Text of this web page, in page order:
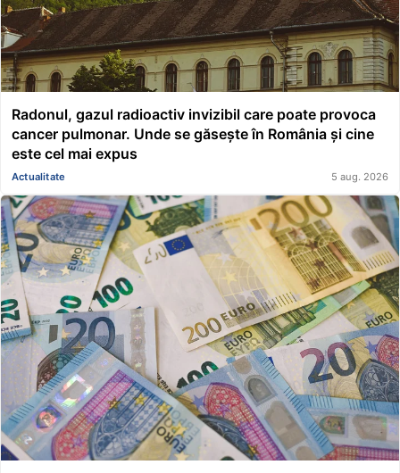
Radonul, gazul radioactiv invizibil care poate provoca
cancer pulmonar. Unde se găsește în România și cine
este cel mai expus
Actualitate 5 aug. 2026